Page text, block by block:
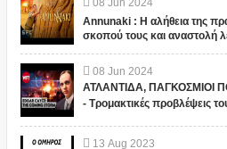
08 Jun 2024
Annunaki : Η αλήθεια της
σκοπού τους και αναστολή
08 Jun 2024
ΑΤΛΑΝΤΙΔΑ, ΠΑΓΚΟΣΜΙΟΙ
- Τρομακτικές προβλέψεις
13 Aug 2023